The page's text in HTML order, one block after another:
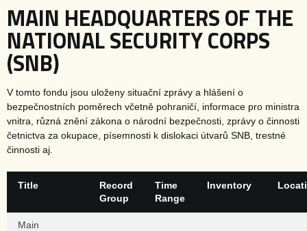
MAIN HEADQUARTERS OF THE
NATIONAL SECURITY CORPS
(SNB)
V tomto fondu jsou uloženy situační zprávy a hlášení o
bezpečnostních poměrech včetně pohraničí, informace pro ministra
vnitra, různá znění zákona o národní bezpečnosti, zprávy o činnosti
četnictva za okupace, písemnosti k dislokaci útvarů SNB, trestné
činnosti aj.
Title
Record
Group
Time
Range
Inventory
Main